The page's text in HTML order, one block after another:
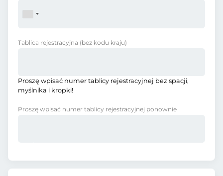
Tablica rejestracyjna (bez kodu kraju)
Proszę wpisać numer tablicy rejestracyjnej bez spacji,
myślnika i kropki!
Proszę wpisać numer tablicy rejestracyjnej ponownie